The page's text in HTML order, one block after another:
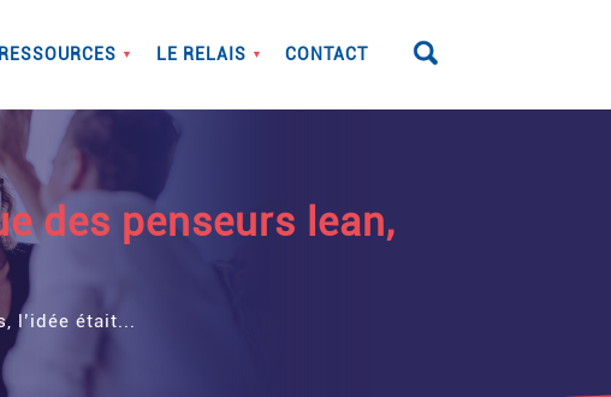
RESSOURCES ▼ LE RELAIS ▼ CONTACT
des penseurs lean,
l’idée était...